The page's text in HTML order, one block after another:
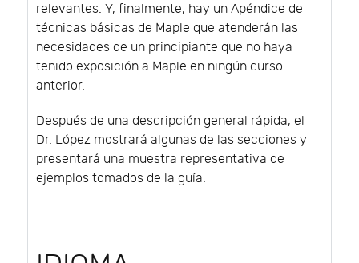
relevantes. Y, finalmente, hay un Apéndice de
técnicas básicas de Maple que atenderán las
necesidades de un principiante que no haya
tenido exposición a Maple en ningún curso
anterior.
Después de una descripción general rápida, el
Dr. López mostrará algunas de las secciones y
presentará una muestra representativa de
ejemplos tomados de la guía.